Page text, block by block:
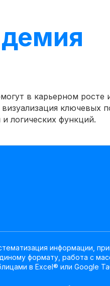
в карьерном росте
ключевых
логических функций.
информации,
формату, работа с
в Excel® или Google